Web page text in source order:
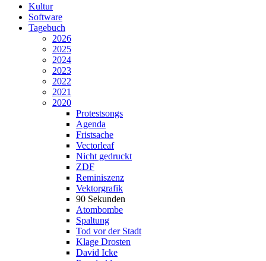
Kultur
Software
Tagebuch
2026
2025
2024
2023
2022
2021
2020
Protestsongs
Agenda
Fristsache
Vectorleaf
Nicht gedruckt
ZDF
Reminiszenz
Vektorgrafik
90 Sekunden
Atombombe
Spaltung
Tod vor der Stadt
Klage Drosten
David Icke